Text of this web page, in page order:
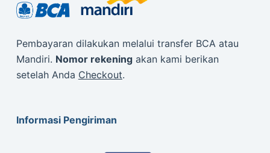
Pembayaran dilakukan melalui transfer BCA atau
Mandiri. Nomor rekeningakan kami berikan
setelah Anda Checkout.
Informasi Pengiriman